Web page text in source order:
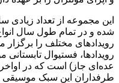
این مجموعه از تعداد زیادی
شده و در تمام طول سال
رویدادهای مختلف را
رویدادها، فستیوال
عده‌ای جاز) است که در
طرفداران این سبک موسیقی